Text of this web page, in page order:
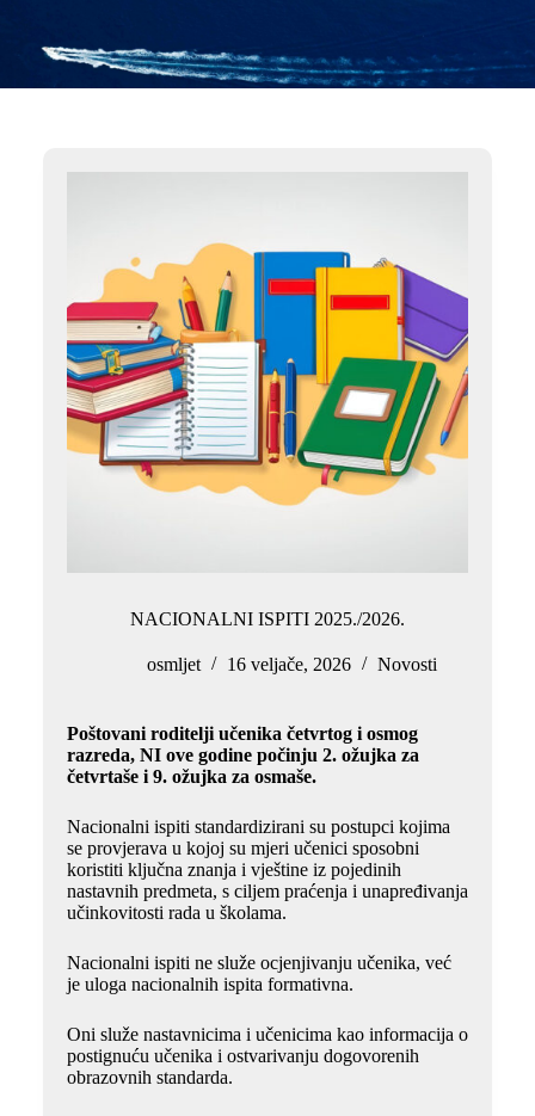
NACIONALNI ISPITI 2025./2026.
osmljet 16 veljače, 2026 Novosti
Poštovani roditelji učenika četvrtog i osmog
razreda, NI ove godine počinju 2. ožujka za
četvrtaše i 9. ožujka za osmaše.
Nacionalni ispiti standardizirani su postupci kojima
se provjerava u kojoj su mjeri učenici sposobni
koristiti ključna znanja i vještine iz pojedinih
nastavnih predmeta, s ciljem praćenja i unapređivanja
učinkovitosti rada u školama.
Nacionalni ispiti ne služe ocjenjivanju učenika, već
je uloga nacionalnih ispita formativna.
Oni služe nastavnicima i učenicima kao informacija o
postignuću učenika i ostvarivanju dogovorenih
obrazovnih standarda.